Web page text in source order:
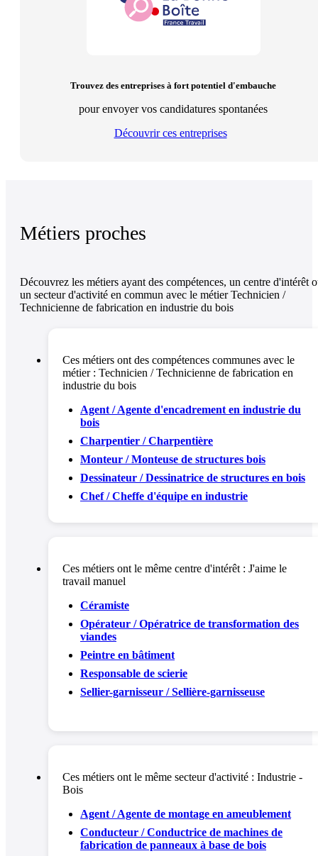
Trouvez des entreprises à fort potentiel d'embauche
pour envoyer vos candidatures spontanées
Découvrir ces entreprises
Métiers proches
Découvrez les métiers ayant des compétences, un centre d'intérêt
un secteur d'activité en commun avec le métier Technicien /
Technicienne de fabrication en industrie du bois
Ces métiers ont des compétences communes avec le
métier : Technicien / Technicienne de fabrication en
industrie du bois
Agent / Agente d'encadrement en industrie du
bois
Charpentier / Charpentière
Monteur / Monteuse de structures bois
Dessinateur / Dessinatrice de structures en bois
Chef / Cheffe d'équipe en industrie
Ces métiers ont le même centre d'intérêt : J'aime le
travail manuel
Céramiste
Opérateur / Opératrice de transformation des
viandes
Peintre en bâtiment
Responsable de scierie
Sellier-garnisseur / Sellière-garnisseuse
Ces métiers ont le même secteur d'activité : Industrie -
Bois
Agent / Agente de montage en ameublement
Conducteur / Conductrice de machines de
fabrication de panneaux à base de bois